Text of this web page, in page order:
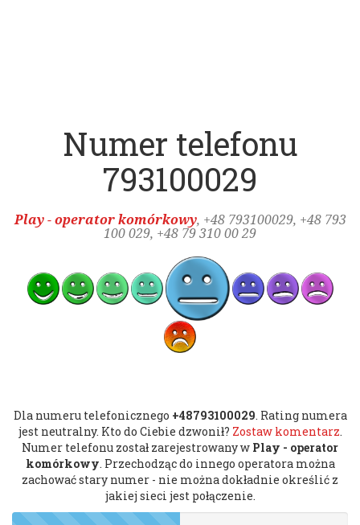
Numer telefonu
793100029
Play - operator komórkowy, +48 793100029, +48 793
100 029, +48 79 310 00 29
Dla numeru telefonicznego +48793100029. Rating numera
jest neutralny. Kto do Ciebie dzwonił? Zostaw komentarz.
Numer telefonu został zarejestrowany w Play - operator
komórkowy. Przechodząc do innego operatora można
zachować stary numer - nie można dokładnie określić z
jakiej sieci jest połączenie.